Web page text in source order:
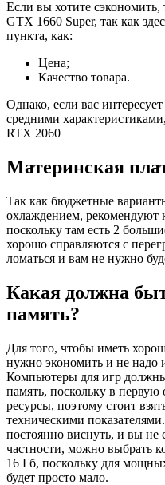
Если вы хотите сэкономить,
GTX 1660 Super, так как
пункта, как:
Цена;
Качество товара.
Однако, если вас
средними
RTX 2060
Материнская
Так как бюджетные
охлаждением, рекомендуют
поскольку там есть 2
хорошо справляются с
ломаться и вам не нужно
Какая должна
память?
Для того, чтобы иметь
нужно экономить и не надо
Компьютеры для игр
память, поскольку в первую
ресурсы, поэтому стоит
техническими
постоянно виснуть, и вы не
частности, можно выбрать
16 Гб, поскольку для
будет просто мало.